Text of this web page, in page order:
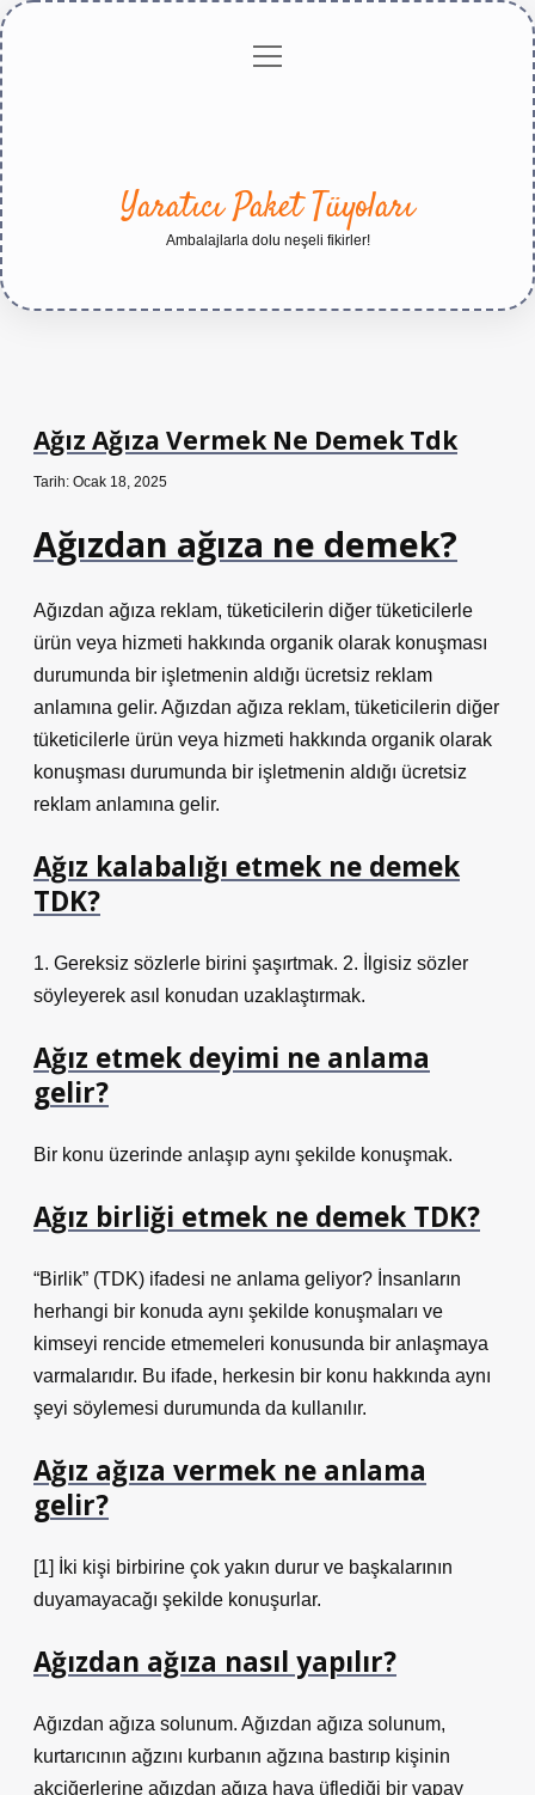
Gizlilikmenüyü
Yaratıcı Paket Tüyoları
Ambalajlarla dolu neşeli fikirler!
Ağız Ağıza Vermek Ne Demek Tdk
Tarih: Ocak 18, 2025
Ağızdan ağıza ne demek?
Ağızdan ağıza reklam, tüketicilerin diğer tüketicilerle
ürün veya hizmeti hakkında organik olarak konuşması
durumunda bir işletmenin aldığı ücretsiz reklam
anlamına gelir. Ağızdan ağıza reklam, tüketicilerin diğer
tüketicilerle ürün veya hizmeti hakkında organik olarak
konuşması durumunda bir işletmenin aldığı ücretsiz
reklam anlamına gelir.
Ağız kalabalığı etmek ne demek
TDK?
1. Gereksiz sözlerle birini şaşırtmak. 2. İlgisiz sözler
söyleyerek asıl konudan uzaklaştırmak.
Ağız etmek deyimi ne anlama
gelir?
Bir konu üzerinde anlaşıp aynı şekilde konuşmak.
Ağız birliği etmek ne demek TDK?
“Birlik” (TDK) ifadesi ne anlama geliyor? İnsanların
herhangi bir konuda aynı şekilde konuşmaları ve
kimseyi rencide etmemeleri konusunda bir anlaşmaya
varmalarıdır. Bu ifade, herkesin bir konu hakkında aynı
şeyi söylemesi durumunda da kullanılır.
Ağız ağıza vermek ne anlama
gelir?
[1] İki kişi birbirine çok yakın durur ve başkalarının
duyamayacağı şekilde konuşurlar.
Ağızdan ağıza nasıl yapılır?
Ağızdan ağıza solunum. Ağızdan ağıza solunum,
kurtarıcının ağzını kurbanın ağzına bastırıp kişinin
akciğerlerine ağızdan ağıza hava üflediği bir yapay